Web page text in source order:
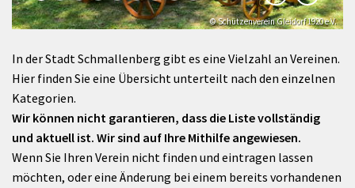
© Schützenverein Gleidorf 1920 e.V.
© Klaus-Peter Kappest
In der Stadt Schmallenberg gibt es eine Vielzahl an Vereinen.
Hier finden Sie eine Übersicht unterteilt nach den einzelnen
Kategorien.
Wir können nicht garantieren, dass die Liste vollständig
und aktuell ist. Wir sind auf Ihre Mithilfe angewiesen.
Wenn Sie Ihren Verein nicht finden und eintragen lassen
möchten, oder eine Änderung bei einem bereits vorhandenen